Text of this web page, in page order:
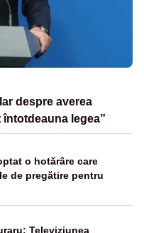
despre averea
legea”
o hotărâre care
de pregătire pentru
Televiziunea